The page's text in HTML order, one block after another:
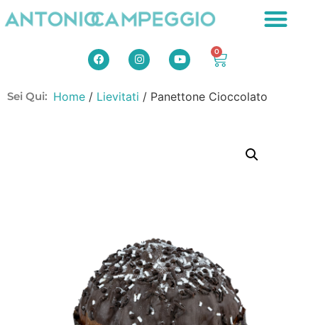
0
Sei Qui: Home / Lievitati / Panettone Cioccolato